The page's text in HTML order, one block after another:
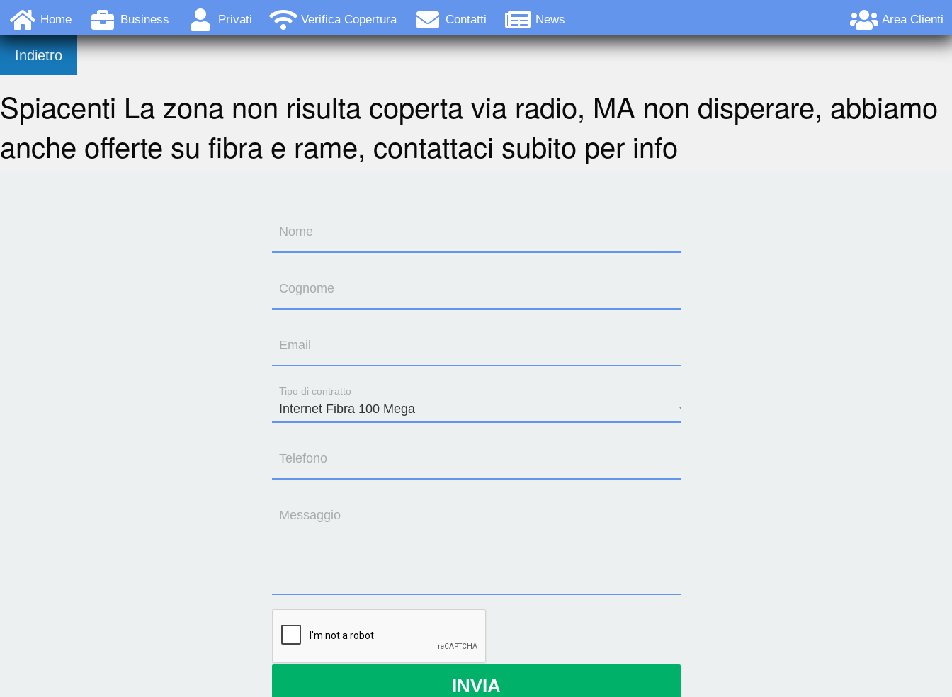
Home Business Privati Verifica Copertura Contatti News Area Clienti
Indietro
Spiacenti La zona non risulta coperta via radio, MA non disperare, abbiamo
anche offerte su fibra e rame, contattaci subito per info
Nome
Cognome
Email
Tipo di contratto
Telefono
Messaggio
INVIA